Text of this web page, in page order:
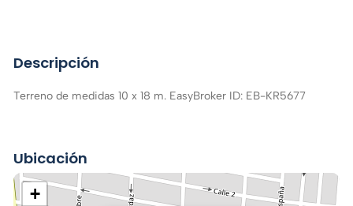
Descripción
Terreno de medidas 10 x 18 m. EasyBroker ID: EB-KR5677
Ubicación
+